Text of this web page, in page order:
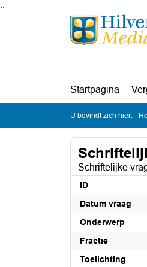
Ga naar de inhoud van deze pagina
Ga naar het zoeken
Ga naar het menu
Startpagina
U bevindt zich hier:
Schriftelijke
ID
Datum vraag
Onderwerp
Fractie
Toelichting